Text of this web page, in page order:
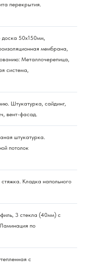
перекрытия.
50х150мм,
мембрана,
Металлочерепица,
система,
Штукатурка, сайдинг,
вент-фасад.
штукатурка.
потолок
Кладка напольного
3 стекла (40мм) с
по
с